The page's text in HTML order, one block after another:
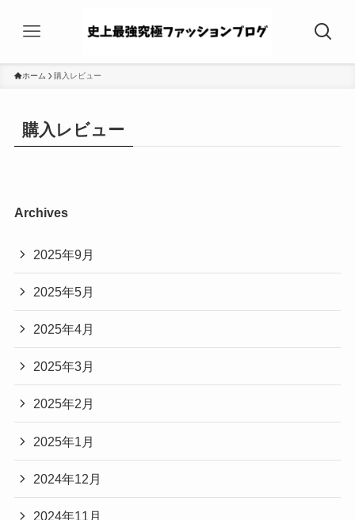
ホーム 購入レビュー
購入レビュー
Archives
2025年9月
2025年5月
2025年4月
2025年3月
2025年2月
2025年1月
2024年12月
2024年11月